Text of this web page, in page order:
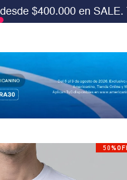
el cód:SURA30Aplica